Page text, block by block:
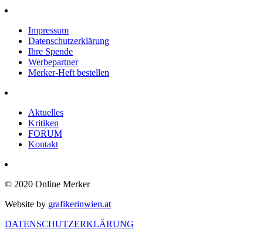
Impressum
Datenschutzerklärung
Ihre Spende
Werbepartner
Merker-Heft bestellen
Aktuelles
Kritiken
FORUM
Kontakt
© 2020 Online Merker
Website by grafikerinwien.at
DATENSCHUTZERKLÄRUNG